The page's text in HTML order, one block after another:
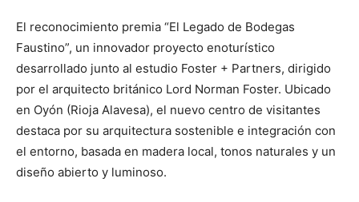
El reconocimiento premia “El Legado de Bodegas
Faustino”, un innovador proyecto enoturístico
desarrollado junto al estudio Foster + Partners, dirigido
por el arquitecto británico Lord Norman Foster. Ubicado
en Oyón (Rioja Alavesa), el nuevo centro de visitantes
destaca por su arquitectura sostenible e integración con
el entorno, basada en madera local, tonos naturales y un
diseño abierto y luminoso.